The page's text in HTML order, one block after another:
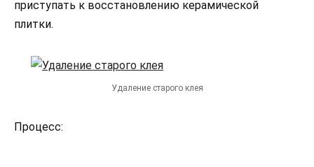
приступать к восстановлению керамической
плитки.
Удаление старого клея
Процесс: